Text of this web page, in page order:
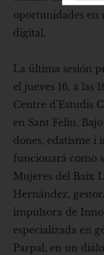
oportunidades en
digital.
La última sesión
el jueves 16, a las
Centre d’Estudis
en Sant Feliu.
dones, edatisme i
funcionará como
Mujeres del Baix
Hernández,
impulsora de
especializada en
Parpal, en un